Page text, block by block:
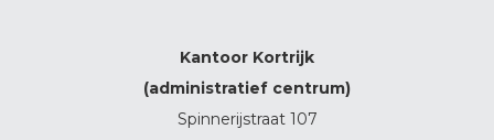
Kantoor Kortrijk
(administratief centrum)
Spinnerijstraat 107